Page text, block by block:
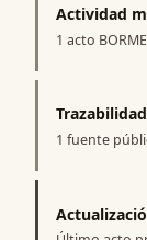
Actividad
1 acto
Trazabilidad
1 fuente